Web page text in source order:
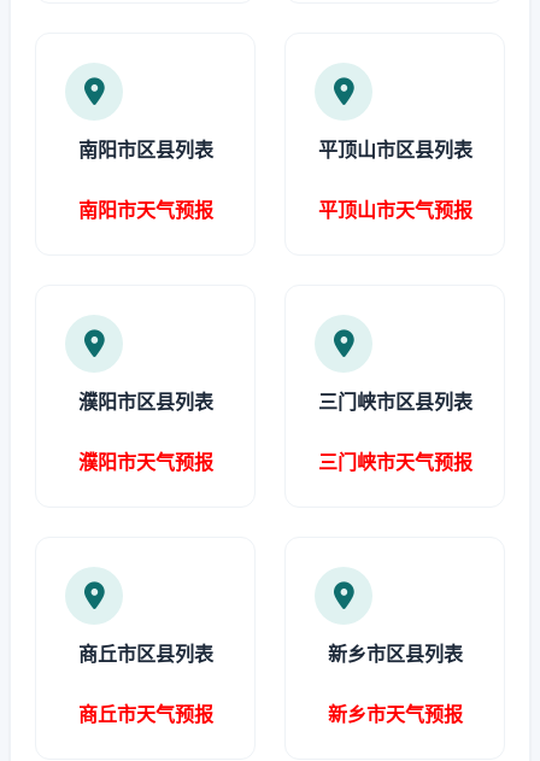
南阳市区县列表
南阳市天气预报
平顶山市区县列表
平顶山市天气预报
濮阳市区县列表
濮阳市天气预报
三门峡市区县列表
三门峡市天气预报
商丘市区县列表
商丘市天气预报
新乡市区县列表
新乡市天气预报